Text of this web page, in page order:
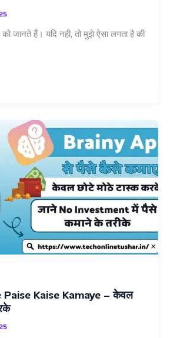
जानते हैं। यदि नही, तो मुझे ऐसा लगता है की
Kaise Kamaye – केवल